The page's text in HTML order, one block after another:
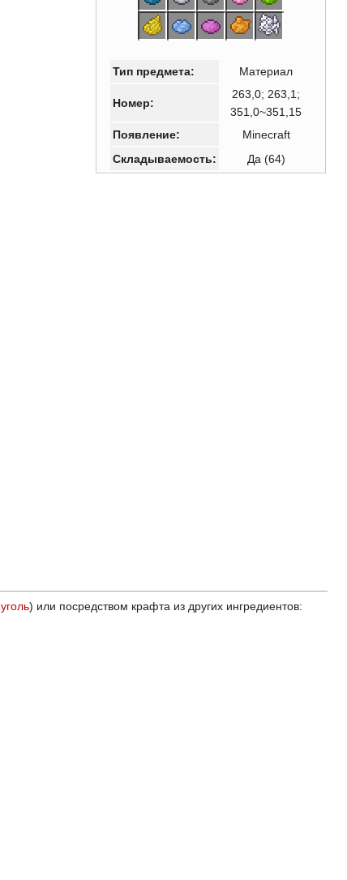
Тип предмета: Материал
Номер:
263,0; 263,1;
351,0~351,15
Появление:
Minecraft
Складываемость:
Да (64)
уголь) или посредством крафта из других ингредиентов: